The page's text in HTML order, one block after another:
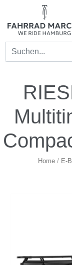
Home/ E-